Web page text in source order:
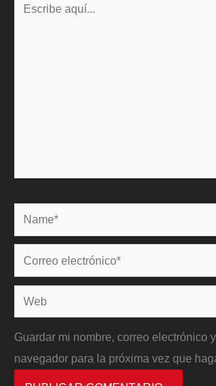
Name*
Correo
electrónico*
Web
Guardar mi nombre, correo electrónico
navegador para la próxima vez que